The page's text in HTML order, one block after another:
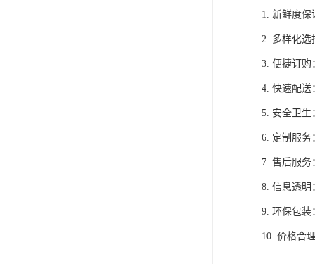
1. 新鲜度
2. 多样化选
3. 便捷订购
4. 快速配送
5. 安全卫生
6. 定制服务
7. 售后服
8. 信息透明
9. 环保包装
10. 价格合